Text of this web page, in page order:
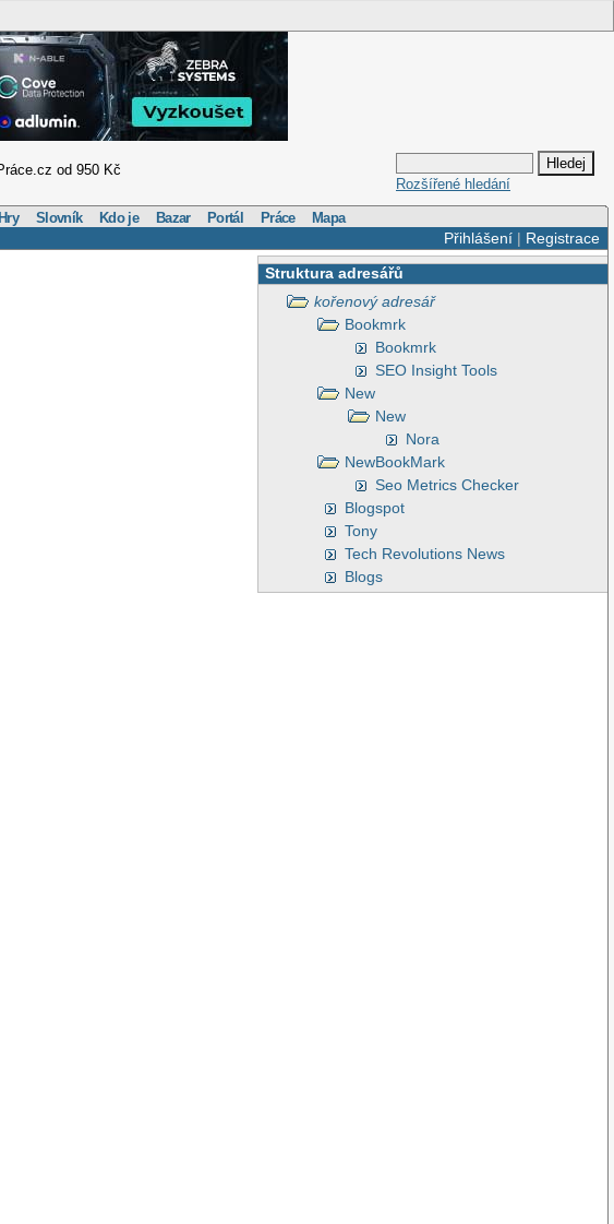
od 950 Kč
Rozšířené hledání
Slovník Kdo je Bazar Portál Práce Mapa
Přihlášení| Registrace
Struktura adresářů
kořenový adresář
Bookmrk
Bookmrk
SEO Insight Tools
New
New
Nora
NewBookMark
Seo Metrics Checker
Blogspot
Tony
Tech Revolutions News
Blogs